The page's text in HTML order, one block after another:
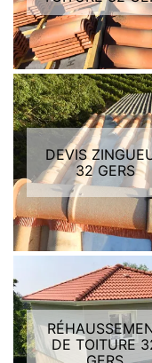
DEVIS
32 GERS
DE TOITURE